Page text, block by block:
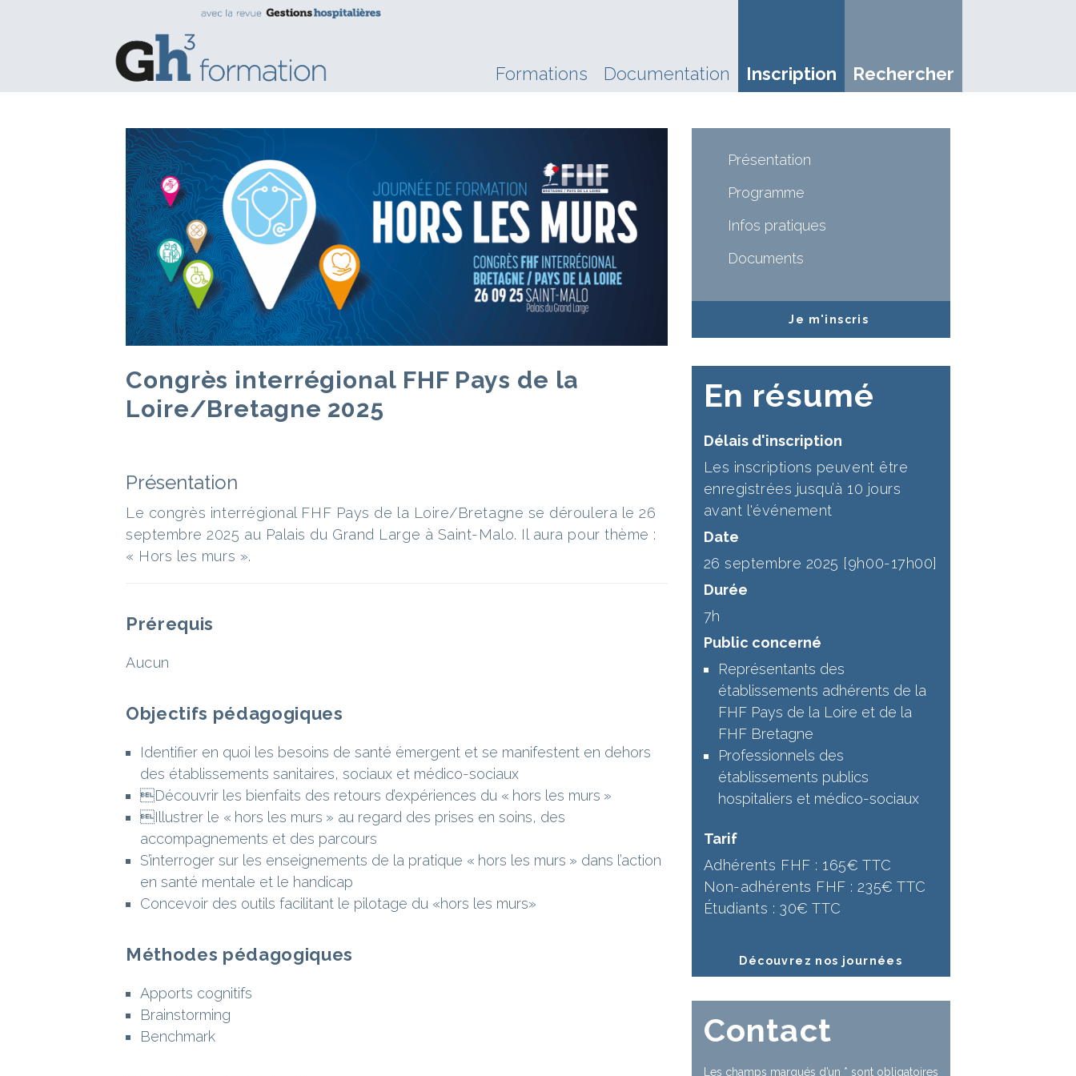
Formations Documentation Inscription Rechercher
Congrès interrégional FHF Pays de la
Loire/Bretagne 2025
Présentation
Le congrès interrégional FHF Pays de la Loire/Bretagne se déroulera le 26
septembre 2025 au Palais du Grand Large à Saint-Malo. Il aura pour thème :
« Hors les murs ».
Prérequis
Aucun
Objectifs pédagogiques
Identifier en quoi les besoins de santé émergent et se manifestent en dehors
des établissements sanitaires, sociaux et médico-sociaux
Découvrir les bienfaits des retours d’expériences du « hors les murs »
Illustrer le « hors les murs » au regard des prises en soins, des
accompagnements et des parcours
S’interroger sur les enseignements de la pratique « hors les murs » dans l’action
en santé mentale et le handicap
Concevoir des outils facilitant le pilotage du «hors les murs»
Méthodes pédagogiques
Apports cognitifs
Brainstorming
Benchmark
Présentation
Programme
Infos pratiques
Documents
Je m'inscris
En résumé
Délais d'inscription
Les inscriptions peuvent être
enregistrées jusqu’à 10 jours
avant l'événement
Date
26 septembre 2025 [9h00-17h00]
Durée
7h
Public concerné
Représentants des
établissements adhérents de la
FHF Pays de la Loire et de la
FHF Bretagne
Professionnels des
établissements publics
hospitaliers et médico-sociaux
Tarif
Adhérents FHF : 165€ TTC
Non-adhérents FHF : 235€ TTC
Étudiants : 30€ TTC
Découvrez nos journées
Contact
Les champs marqués d’un * sont obligatoires